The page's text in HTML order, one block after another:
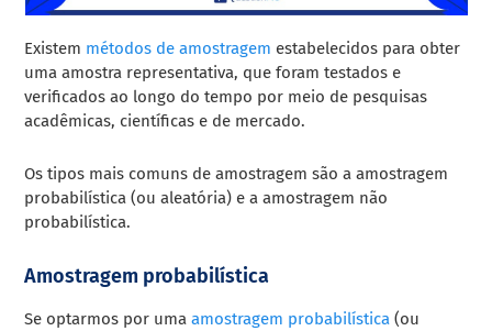
Existem métodos de amostragem estabelecidos para obter
uma amostra representativa, que foram testados e
verificados ao longo do tempo por meio de pesquisas
acadêmicas, científicas e de mercado.
Os tipos mais comuns de amostragem são a amostragem
probabilística (ou aleatória) e a amostragem não
probabilística.
Amostragem probabilística
Se optarmos por uma amostragem probabilística (ou